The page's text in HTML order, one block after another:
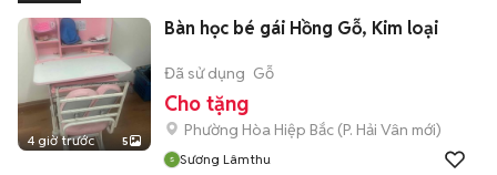
4 giờ trước 5
Bàn học bé gái Hồng Gỗ, Kim loại
Đã sử dụng Gỗ
Cho tặng
Phường Hòa Hiệp Bắc (P. Hải Vân mới)
Sương Lâmthu